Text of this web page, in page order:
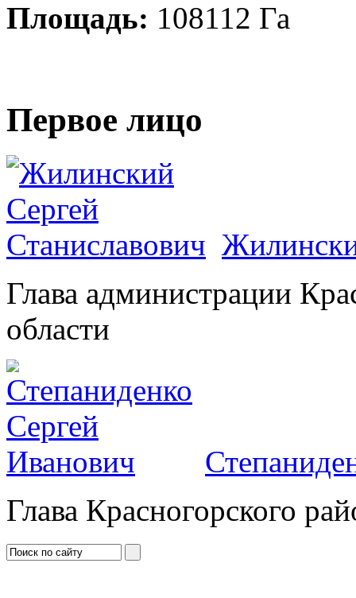
Площадь: 108112 Га
Первое лицо
Глава администрации
области
Глава Красногорского